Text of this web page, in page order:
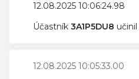
12.08.2025 10:06:24.98
Účastník 3A1P5DU8
12.08.2025 10:05:33.00